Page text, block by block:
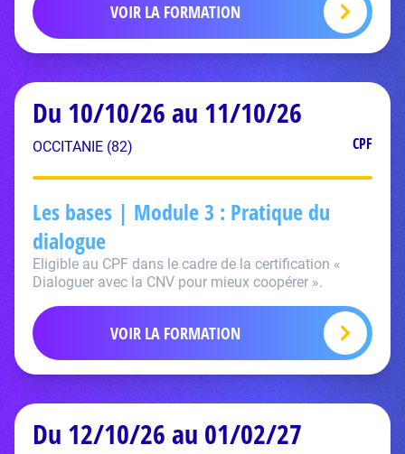
VOIR LA FORMATION
Du 10/10/26 au 11/10/26
OCCITANIE (82) CPF
Les bases | Module 3 : Pratique du
dialogue
Eligible au CPF dans le cadre de la certification «
Dialoguer avec la CNV pour mieux coopérer ».
VOIR LA FORMATION
Du 12/10/26 au 01/02/27